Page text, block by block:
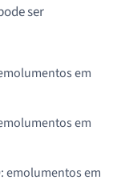
ser
em
em
emolumentos em